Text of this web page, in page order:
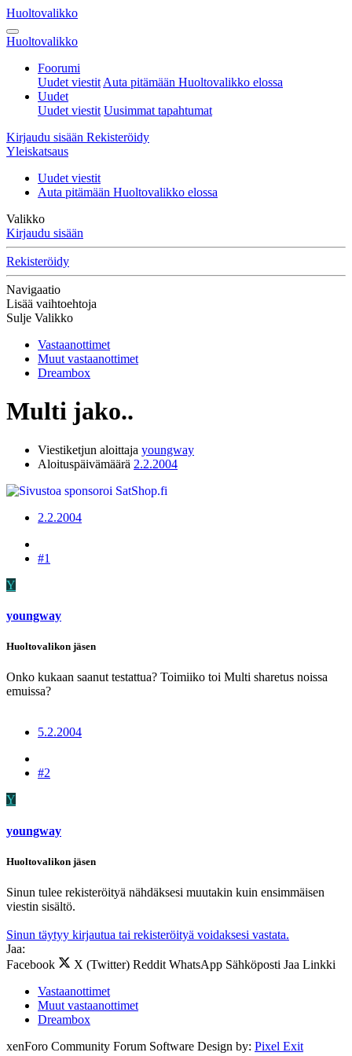
Huoltovalikko
Huoltovalikko
Foorumi
Uudet viestit Auta pitämään Huoltovalikko elossa
Uudet
Uudet viestit Uusimmat tapahtumat
Kirjaudu sisään Rekisteröidy
Yleiskatsaus
Uudet viestit
Auta pitämään Huoltovalikko elossa
Valikko
Kirjaudu sisään
Rekisteröidy
Navigaatio
Lisää vaihtoehtoja
Sulje Valikko
Vastaanottimet
Muut vastaanottimet
Dreambox
Multi jako..
Viestiketjun aloittaja youngway
Aloituspäivämäärä 2.2.2004
2.2.2004
#1
Y
youngway
Huoltovalikon jäsen
Onko kukaan saanut testattua? Toimiiko toi Multi sharetus noissa
emuissa?
5.2.2004
#2
Y
youngway
Huoltovalikon jäsen
Sinun tulee rekisteröityä nähdäksesi muutakin kuin ensimmäisen
viestin sisältö.
Sinun täytyy kirjautua tai rekisteröityä voidaksesi vastata.
Jaa:
Facebook
X (Twitter) Reddit WhatsApp Sähköposti Jaa Linkki
Vastaanottimet
Muut vastaanottimet
Dreambox
xenForo Community Forum Software Design by: Pixel Exit